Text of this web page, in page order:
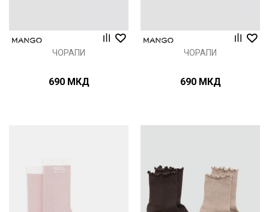
ЧОРАПИ
690 МКД
ЧОРАПИ
690 МКД